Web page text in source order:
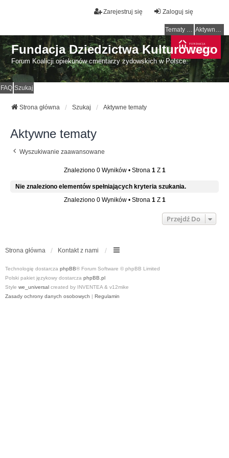
Zaloguj się
Zarejestruj się
Tematy bez odpowiedzi Aktywne tematy
Fundacja Dziedzictwa Kulturowego
Forum Koalicji opiekunów cmentarzy żydowskich w Polsce.
FAQ Szukaj
Strona główna Szukaj Aktywne tematy
Aktywne tematy
Wyszukiwanie zaawansowane
Znaleziono 0 Wyników • Strona 1Z 1
Nie znaleziono elementów spełniających kryteria szukania.
Znaleziono 0 Wyników • Strona 1Z 1
Przejdź Do
Strona główna Kontakt z nami
Technologię dostarcza phpBB® Forum Software © phpBB Limited
Polski pakiet językowy dostarcza phpBB.pl
Style we_universal created by INVENTEA & v12mike
Zasady ochrony danych osobowych | Regulamin